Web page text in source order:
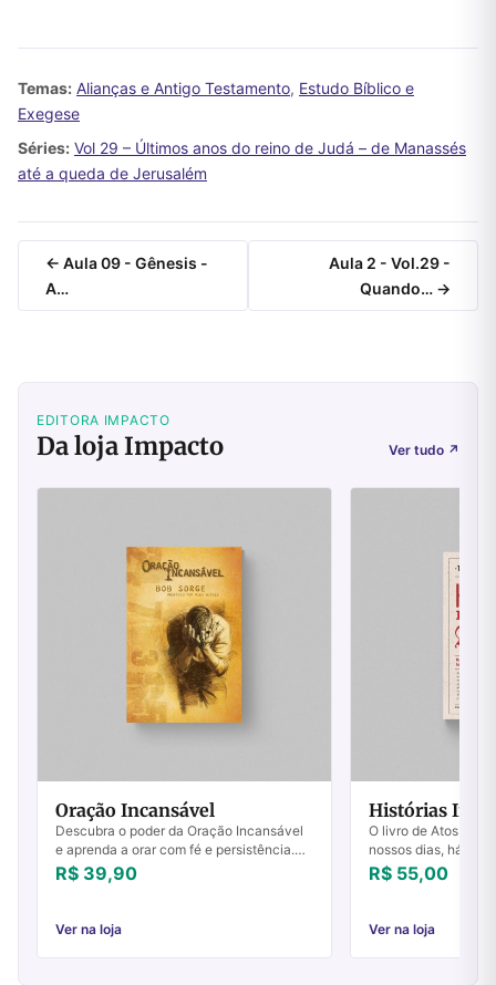
Temas: Alianças e Antigo Testamento, Estudo Bíblico e
Exegese
Séries: Vol 29 – Últimos anos do reino de Judá – de Manassés
até a queda de Jerusalém
← Aula 09 - Gênesis -
A…
Aula 2 - Vol.29 -
Quando… →
EDITORA IMPACTO
Da loja Impacto Ver tudo ↗
Oração Incansável
Descubra o poder da Oração Incansável
e aprenda a orar com fé e persistência.
Inspire-se e fortaleça sua vida espiritual
hoje mesmo!
R$ 39,90
Ver na loja
Histórias
O livro de Atos
nossos dias, há
pergunta: Onde
maravilhosas que
R$ 55,00
Ver na loja